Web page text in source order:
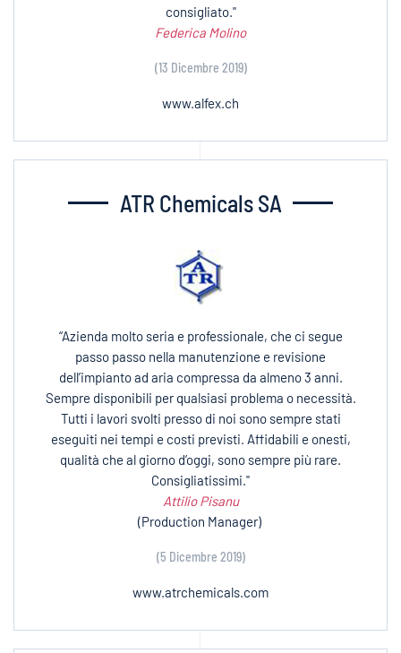
consigliato."
Federica Molino
(13 Dicembre 2019)
www.alfex.ch
ATR Chemicals SA
“Azienda molto seria e professionale, che ci segue
passo passo nella manutenzione e revisione
dell’impianto ad aria compressa da almeno 3 anni.
Sempre disponibili per qualsiasi problema o necessità.
Tutti i lavori svolti presso di noi sono sempre stati
eseguiti nei tempi e costi previsti. Affidabili e onesti,
qualità che al giorno d’oggi, sono sempre più rare.
Consigliatissimi."
Attilio Pisanu
(Production Manager)
(5 Dicembre 2019)
www.atrchemicals.com